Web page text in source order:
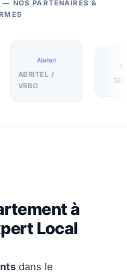
— NOS PARTENAIRES &
Abritel
ABRITEL /
VRBO
à
Local
dans le